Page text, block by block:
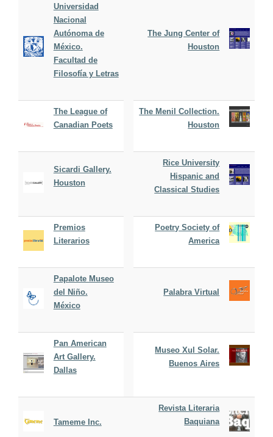
Universidad
Nacional
Autónoma de
México.
Facultad de
Filosofía y Letras
The Jung Center of
Houston
The League of
Canadian Poets
The Menil Collection.
Houston
Sicardi Gallery.
Houston
Rice University
Hispanic and
Classical Studies
Premios
Literarios
Poetry Society of
America
Papalote Museo
del Niño.
México
Palabra Virtual
Pan American
Art Gallery.
Dallas
Museo Xul Solar.
Buenos Aires
Tameme Inc.
Revista Literaria
Baquiana